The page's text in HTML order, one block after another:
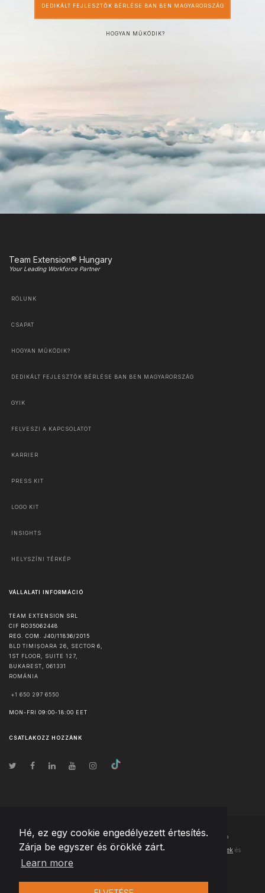
Hé, ez egy cookie engedélyezett értesítés.
Zárja be egyszer és örökké zárt.
Learn more
DEDIKÁLT FEJLESZTŐK BÉRLÉSE BAN BEN MAGYARORSZÁG
HOGYAN MŰKÖDIK?
Team Extension® Hungary
Your Leading Workforce Partner
RÓLUNK
CSAPAT
HOGYAN MŰKÖDIK?
DEDIKÁLT FEJLESZTŐK BÉRLÉSE BAN BEN MAGYARORSZÁG
GYIK
FELVESZI A KAPCSOLATOT
KARRIER
PRESS KIT
LOGO KIT
INSIGHTS
HELYSZÍNI TÉRKÉP
VÁLLALATI INFORMÁCIÓ
TEAM EXTENSION SRL
CIF RO35062448
REG. COM. J40/11836/2015
BLD TIMIȘOARA 26, SECTOR 6,
1ST FLOOR, SUITE 127,
BUKAREST
061331
ROMÁNIA
+1 650 297 6550
MON-FRI 09:00-18:00 EET
CSATLAKOZZ HOZZÁNK
© Szerzői jog2026 Team Extension Hungary- Minden jog fenntartva
Changelog ● Ezen webhely használatával elfogadja Használati feltételek és